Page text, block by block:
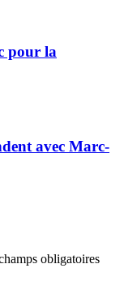
pour la
avec Marc-
obligatoires